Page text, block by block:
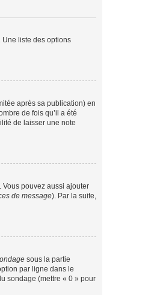
Une liste des options
après sa publication) en
de fois qu’il a été
de laisser une note
pouvez aussi ajouter
de message). Par la suite,
sous la partie
par ligne dans le
sondage (mettre « 0 » pour